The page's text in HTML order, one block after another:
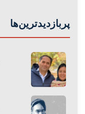
پربازدیدترین‌ها